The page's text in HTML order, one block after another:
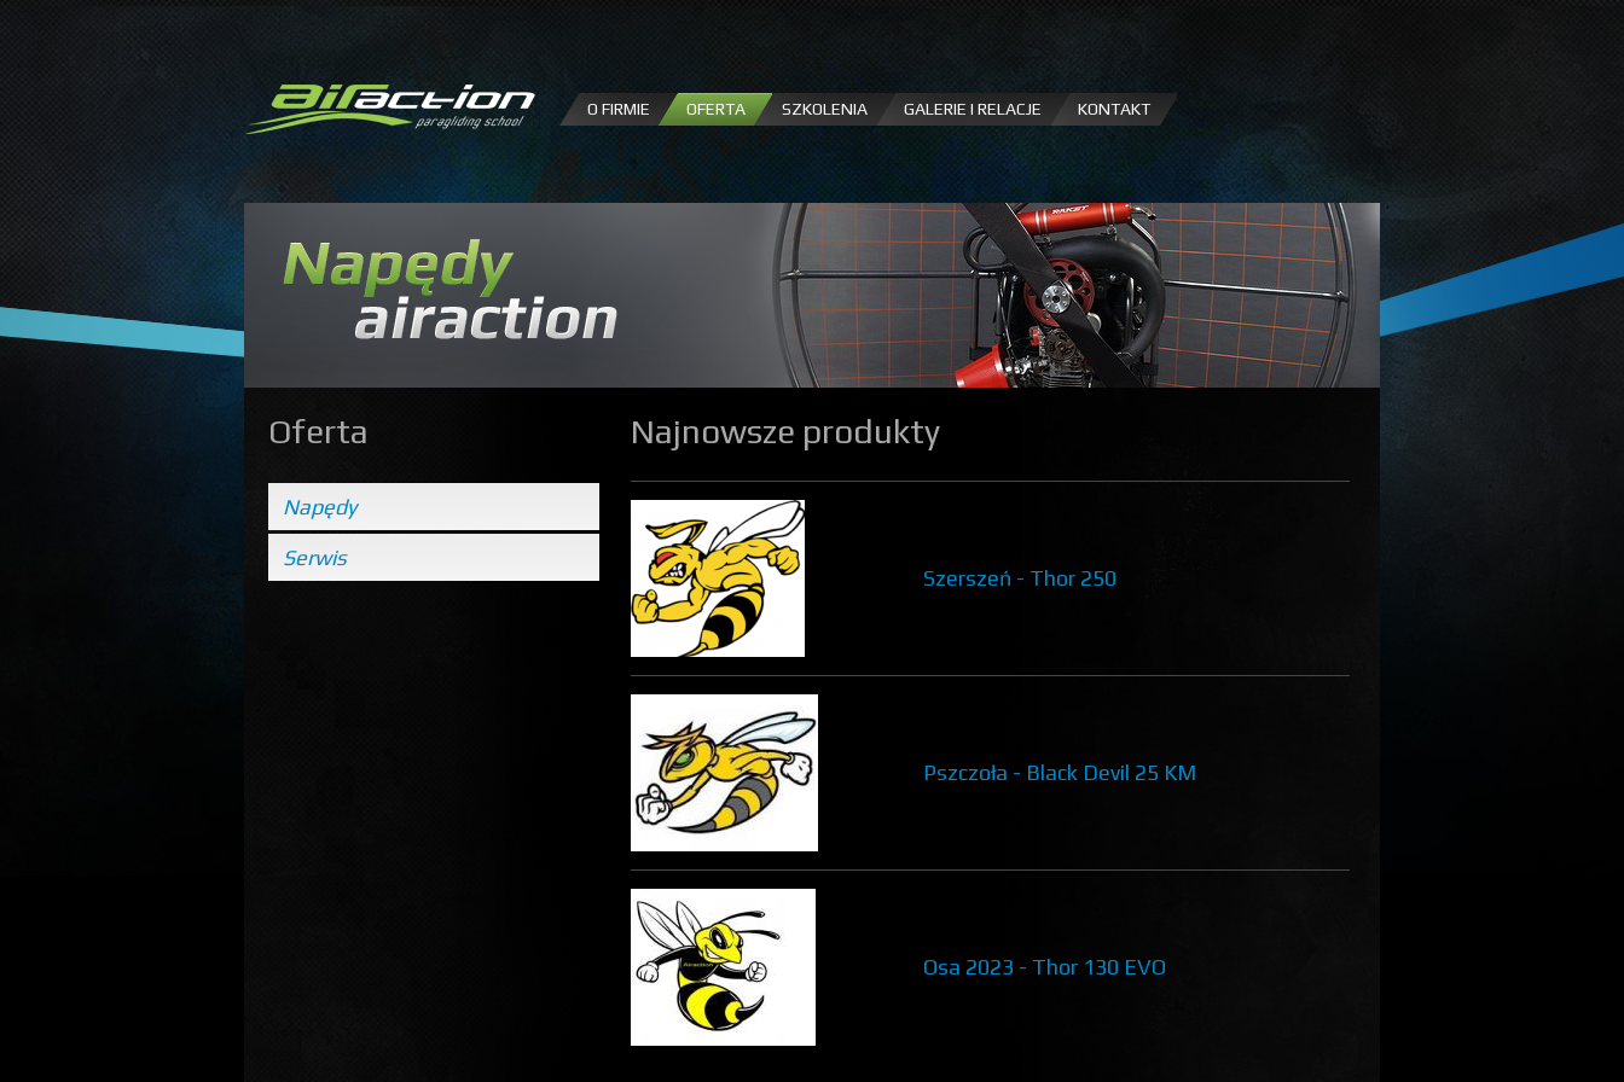
do
O FIRMIE OFERTA SZKOLENIA GALERIE I RELACJE KONTAKT
Oferta
Napędy
Serwis
Najnowsze produkty
Szerszeń - Thor 250
Pszczoła - Black Devil 25 KM
Osa 2023 - Thor 130 EVO